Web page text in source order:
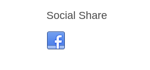
Social Share